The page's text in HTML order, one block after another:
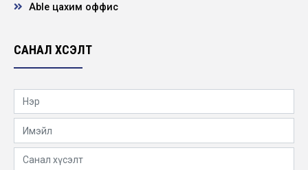
Нээлттэй ажлын байр -Төв удирдлага
2026-05-19
Able цахим оффис
САНАЛ ХҮСЭЛТ